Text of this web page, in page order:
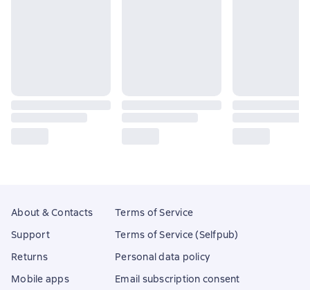
About & Contacts
Support
Returns
Mobile apps
Terms of Service
Terms of Service (Selfpub)
Personal data policy
Email subscription consent